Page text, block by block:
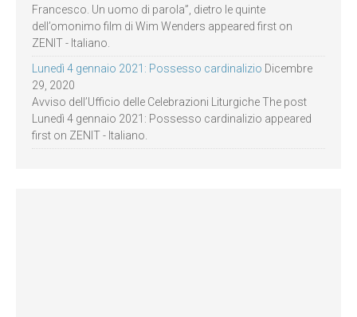
Francesco. Un uomo di parola”, dietro le quinte
dell’omonimo film di Wim Wenders appeared first on
ZENIT - Italiano.
Lunedì 4 gennaio 2021: Possesso cardinalizio Dicembre
29, 2020
Avviso dell’Ufficio delle Celebrazioni Liturgiche The post
Lunedì 4 gennaio 2021: Possesso cardinalizio appeared
first on ZENIT - Italiano.